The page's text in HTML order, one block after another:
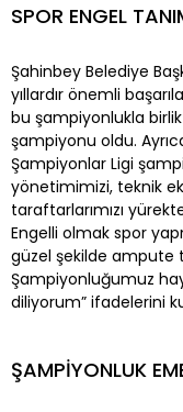
SPOR ENGEL
Şahinbey Belediye
yıllardır önemli
bu şampiyonlukla
şampiyonu oldu.
Şampiyonlar Ligi
yönetimimizi, teknik
taraftarlarımızı
Engelli olmak spor
güzel şekilde ampute
Şampiyonluğumuz
diliyorum” ifadelerini
ŞAMPİYONLUK